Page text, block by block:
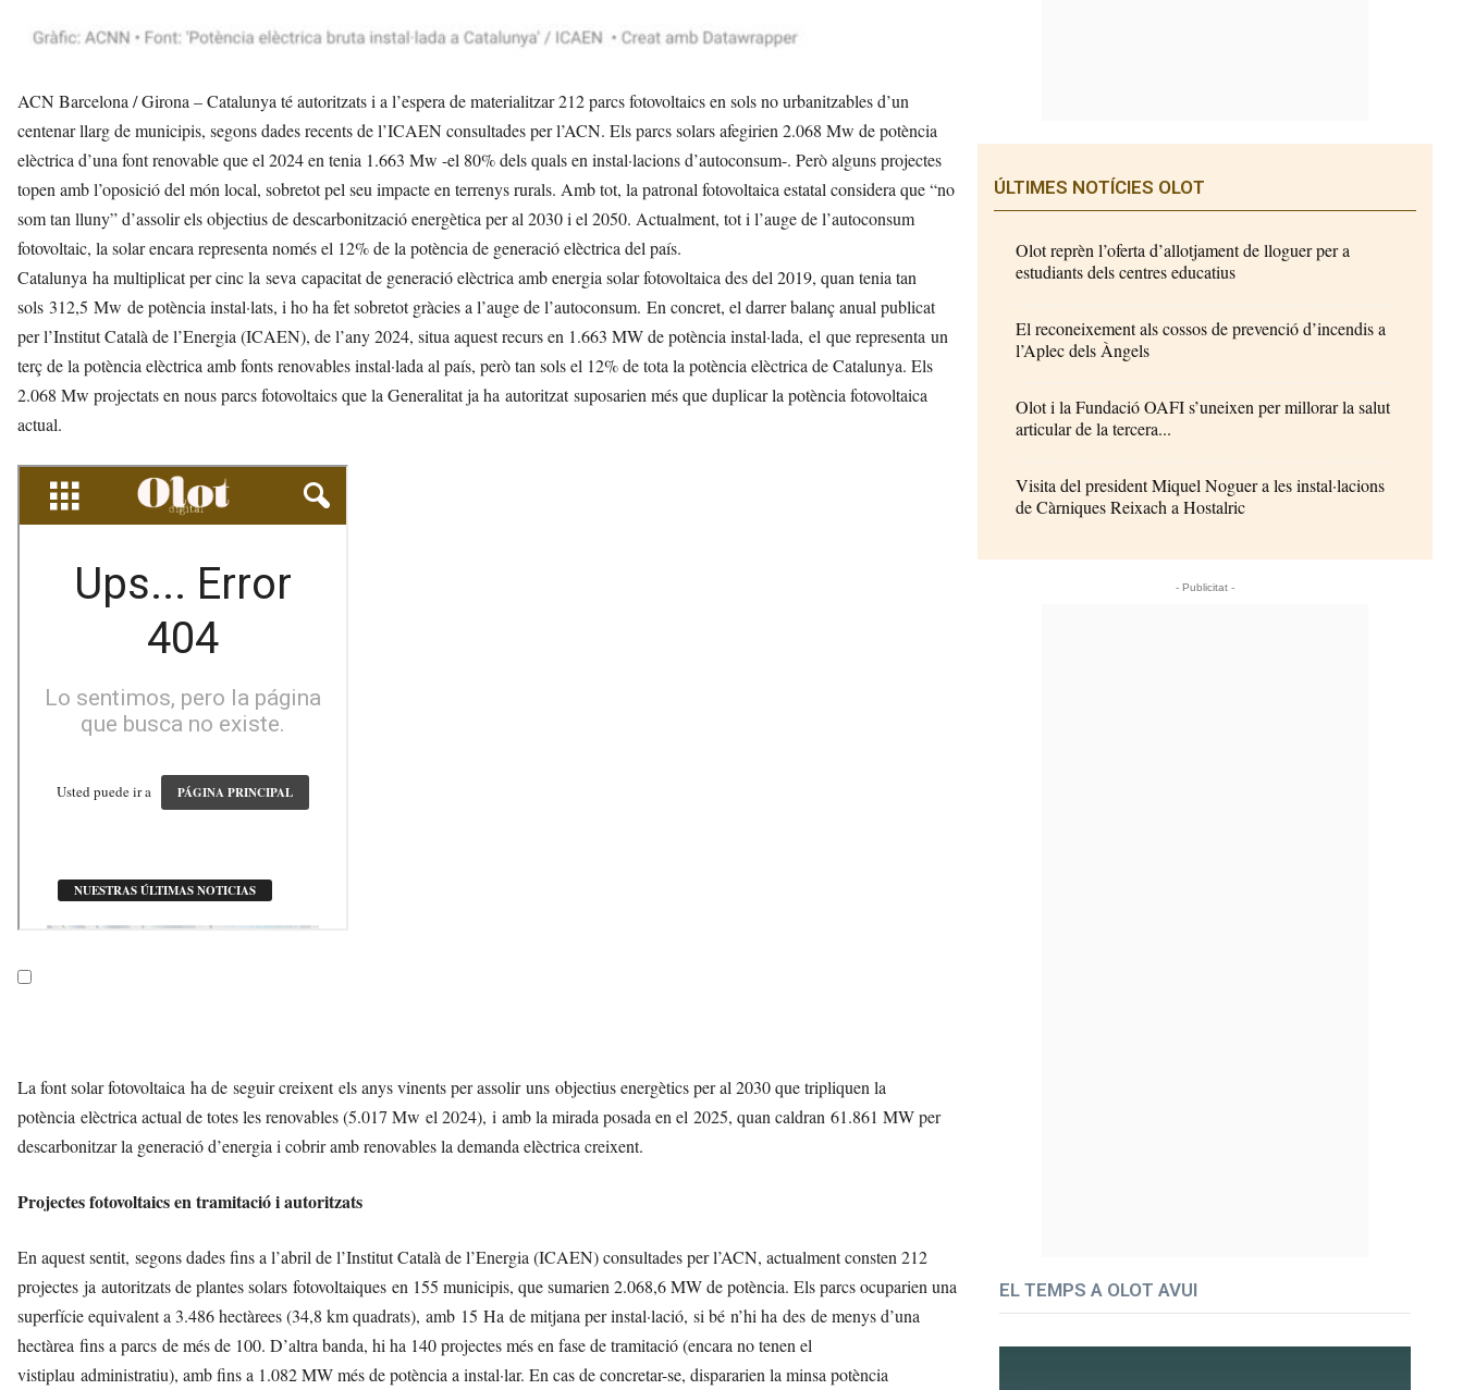
ACN Barcelona / Girona – Catalunya té autoritzats i a l’espera de materialitzar 212 parcs fotovoltaics en sols no urbanitzables d’un
centenar llarg de municipis, segons dades recents de l’ICAEN consultades per l’ACN. Els parcs solars afegirien 2.068 Mw de potència
elèctrica d’una font renovable que el 2024 en tenia 1.663 Mw -el 80% dels quals en instal·lacions d’autoconsum-. Però alguns projectes
topen amb l’oposició del món local, sobretot pel seu impacte en terrenys rurals. Amb tot, la patronal fotovoltaica estatal considera que “no
som tan lluny” d’assolir els objectius de descarbonització energètica per al 2030 i el 2050. Actualment, tot i l’auge de l’autoconsum
fotovoltaic, la solar encara representa només el 12% de la potència de generació elèctrica del país.
Catalunya ha multiplicat per cinc la seva capacitat de generació elèctrica amb energia solar fotovoltaica des del 2019, quan tenia tan
sols 312,5 Mw de potència instal·lats, i ho ha fet sobretot gràcies a l’auge de l’autoconsum. En concret, el darrer balanç anual publicat
per l’Institut Català de l’Energia (ICAEN), de l’any 2024, situa aquest recurs en 1.663 MW de potència instal·lada, el que representa un
terç de la potència elèctrica amb fonts renovables instal·lada al país, però tan sols el 12% de tota la potència elèctrica de Catalunya. Els
2.068 Mw projectats en nous parcs fotovoltaics que la Generalitat ja ha autoritzat suposarien més que duplicar la potència fotovoltaica
actual.
La font solar fotovoltaica ha de seguir creixent els anys vinents per assolir uns objectius energètics per al 2030 que tripliquen la
potència elèctrica actual de totes les renovables (5.017 Mw el 2024), i amb la mirada posada en el 2025, quan caldran 61.861 MW per
descarbonitzar la generació d’energia i cobrir amb renovables la demanda elèctrica creixent.
Projectes fotovoltaics en tramitació i autoritzats
En aquest sentit, segons dades fins a l’abril de l’Institut Català de l’Energia (ICAEN) consultades per l’ACN, actualment consten 212
projectes ja autoritzats de plantes solars fotovoltaiques en 155 municipis, que sumarien 2.068,6 MW de potència. Els parcs ocuparien una
superfície equivalent a 3.486 hectàrees (34,8 km quadrats), amb 15 Ha de mitjana per instal·lació, si bé n’hi ha des de menys d’una
hectàrea fins a parcs de més de 100. D’altra banda, hi ha 140 projectes més en fase de tramitació (encara no tenen el
vistiplau administratiu), amb fins a 1.082 MW més de potència a instal·lar. En cas de concretar-se, dispararien la minsa potència
ÚLTIMES NOTÍCIES OLOT
Olot reprèn l’oferta d’allotjament de lloguer per a
estudiants dels centres educatius
El reconeixement als cossos de prevenció d’incendis a
l’Aplec dels Àngels
Olot i la Fundació OAFI s’uneixen per millorar la salut
articular de la tercera...
Visita del president Miquel Noguer a les instal·lacions
de Càrniques Reixach a Hostalric
- Publicitat -
EL TEMPS A OLOT AVUI